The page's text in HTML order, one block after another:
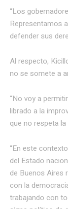
“Los
Representamos
defender sus
Al respecto,
no se somete a
“No voy a
librado a la
que no respeta
“En este
del Estado
de Buenos Aires
con la
trabajando con